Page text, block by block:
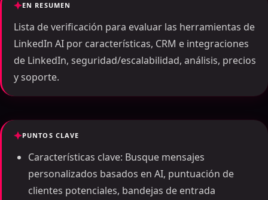
EN RESUMEN
Lista de verificación para evaluar las herramientas de
LinkedIn AI por características, CRM e integraciones
de LinkedIn, seguridad/escalabilidad, análisis, precios
y soporte.
PUNTOS CLAVE
Características clave: Busque mensajes
personalizados basados en AI, puntuación de
clientes potenciales, bandejas de entrada